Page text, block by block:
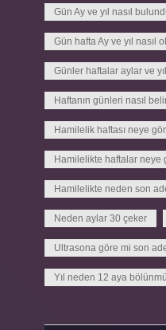
Gün Ay ve yıl nasıl
Gün hafta Ay ve yıl nasıl
Günler haftalar aylar ve
Haftanın günleri nasıl
Hamilelik haftası neye
Hamilelikte haftalar neye
Hamilelikte neden son
Neden aylar 30 çeker
Ultrasona göre mi son
Yıl neden 12 aya